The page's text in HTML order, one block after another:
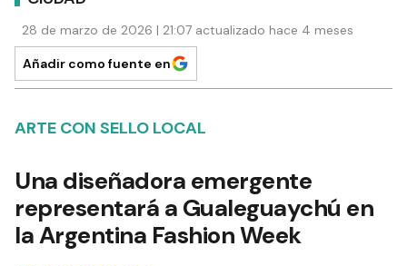
28 de marzo de 2026 | 21:07 actualizado hace 4 meses
Añadir como fuente en
ARTE CON SELLO LOCAL
Una diseñadora emergente
representará a Gualeguaychú en
la Argentina Fashion Week